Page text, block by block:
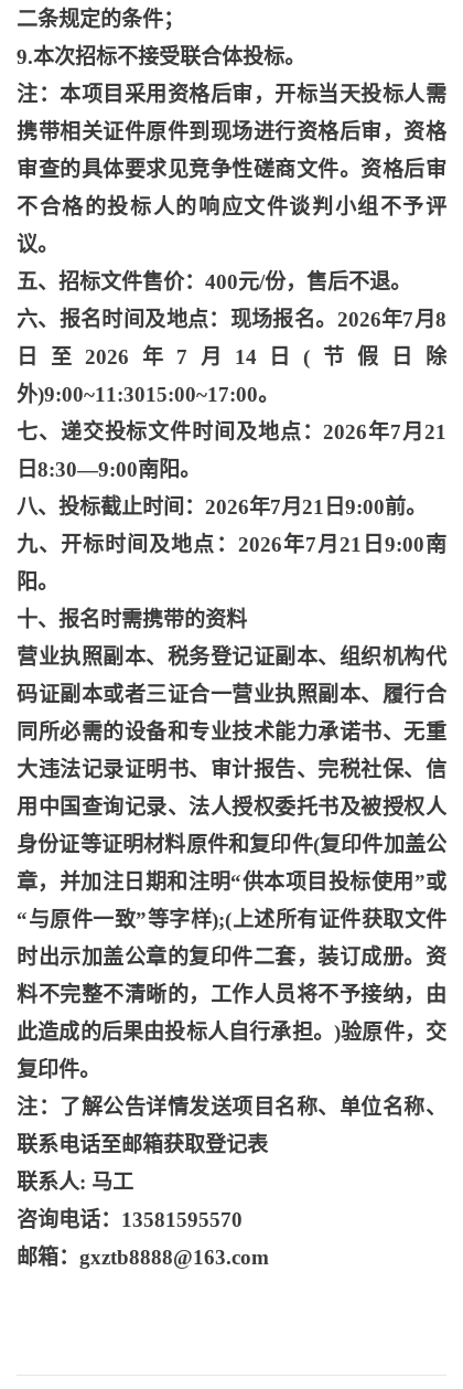
二条规定的条件；
9.本次招标不接受联合体投标。
注：本项目采用资格后审，开标当天投标人需
携带相关证件原件到现场进行资格后审，资格
审查的具体要求见竞争性磋商文件。资格后审
不合格的投标人的响应文件谈判小组不予评
议。
五、招标文件售价： 400元/份，售后不退。
六、报名时间及地点：现场报名。 2026年7月8
日至2026年7月14日(节假日除
外)9:00~11:3015:00~17:00。
七、递交投标文件时间及地点：2026年7月21
日8:30—9:00南阳。
八、投标截止时间： 2026年7月21日9:00前。
九、开标时间及地点： 2026年7月21日9:00南
阳。
十、报名时需携带的资料
营业执照副本、税务登记证副本、组织机构代
码证副本或者三证合一营业执照副本、履行合
同所必需的设备和专业技术能力承诺书、无重
大违法记录证明书、审计报告、完税社保、信
用中国查询记录、法人授权委托书及被授权人
身份证等证明材料原件和复印件(复印件加盖公
章，并加注日期和注明“供本项目投标使用”或
“与原件一致”等字样);(上述所有证件获取文件
时出示加盖公章的复印件二套，装订成册。资
料不完整不清晰的，工作人员将不予接纳，由
此造成的后果由投标人自行承担。)验原件，交
复印件。
注：了解公告详情发送项目名称、单位名称、
联系电话至邮箱获取登记表
联系人: 马工
咨询电话： 13581595570
邮箱： gxztb8888@163.com